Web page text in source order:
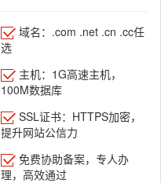
域名：.com .net .cn .cc任
选
主机：1G高速主机，
100M数据库
SSL证书：HTTPS加密，
提升网站公信力
免费协助备案，专人办
理，高效通过